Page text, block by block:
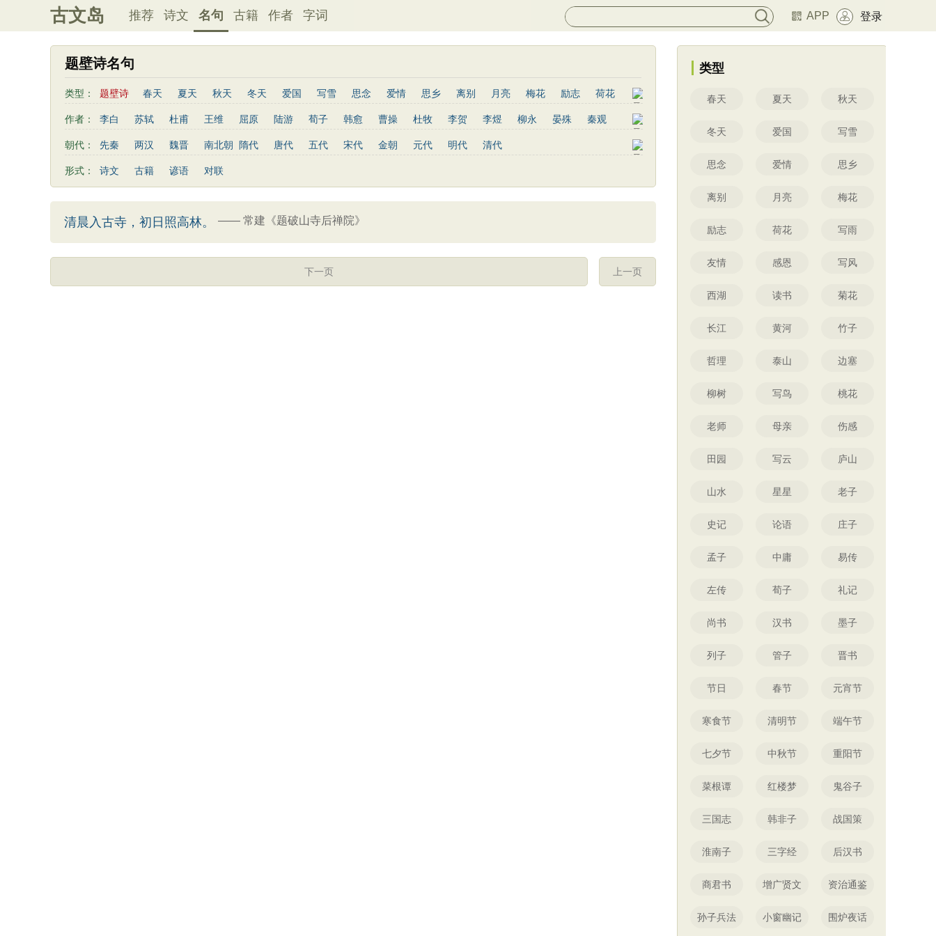
古文岛 推荐 诗文 名句 古籍 作者 字词 APP 登录
题壁诗名句
类型： 题壁诗 春天 夏天 秋天 冬天 爱国 写雪 思念 爱情 思乡 离别 月亮 梅花 励志
荷花
写雨
友情 感恩 写风 西湖 读书 菊花 长江 黄河 竹子 哲理 泰山 边塞 柳树
写鸟
清明节
端午节 七夕节
三国演义
吕氏春秋 幼学琼林 警世通言
作者： 李白 苏轼 杜甫 王维 屈原 陆游 荀子 韩愈 曹操 杜牧 李贺 李煜 柳永 晏殊
秦观
曹植
高适 王勃 岳飞 朱熹 岑参 姜夔 孟郊 韦庄 元稹 曾巩 苏辙
谢灵运
文天祥 柳宗元 曾国藩 韦应物 刘长卿 司马光 晏几道 司马迁 元好问 曹雪芹
范成大
卢照邻
陈子昂 周邦彦 张九龄 骆宾王 王守仁 关汉卿
司马相如
朝代： 先秦 两汉 魏晋 南北朝 隋代 唐代 五代 宋代 金朝 元代 明代 清代
形式： 诗文 古籍 谚语 对联
清晨入古寺，初日照高林。 —— 常建《题破山寺后禅院》
下一页 上一页
类型
春天 夏天 秋天
冬天 爱国 写雪
思念 爱情 思乡
离别 月亮 梅花
励志 荷花 写雨
友情 感恩 写风
西湖 读书 菊花
长江 黄河 竹子
哲理 泰山 边塞
柳树 写鸟 桃花
老师 母亲 伤感
田园 写云 庐山
山水 星星 老子
史记 论语 庄子
孟子 中庸 易传
左传 荀子 礼记
尚书 汉书 墨子
列子 管子 晋书
节日 春节 元宵节
寒食节 清明节 端午节
七夕节 中秋节 重阳节
菜根谭 红楼梦 鬼谷子
三国志 韩非子 战国策
淮南子 三字经 后汉书
商君书 增广贤文 资治通鉴
孙子兵法 小窗幽记 围炉夜话